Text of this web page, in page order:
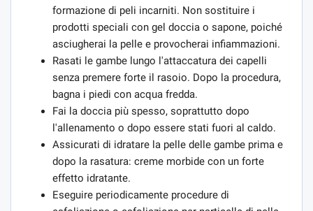
formazione di peli incarniti. Non sostituire i
prodotti speciali con gel doccia o sapone, poiché
asciugherai la pelle e provocherai infiammazioni.
Rasati le gambe lungo l'attaccatura dei capelli
senza premere forte il rasoio. Dopo la procedura,
bagna i piedi con acqua fredda.
Fai la doccia più spesso, soprattutto dopo
l'allenamento o dopo essere stati fuori al caldo.
Assicurati di idratare la pelle delle gambe prima e
dopo la rasatura: creme morbide con un forte
effetto idratante.
Eseguire periodicamente procedure di